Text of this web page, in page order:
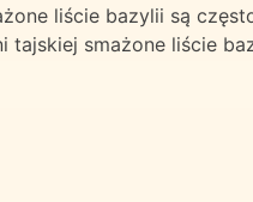
liście bazylii są
tajskiej smażone liście